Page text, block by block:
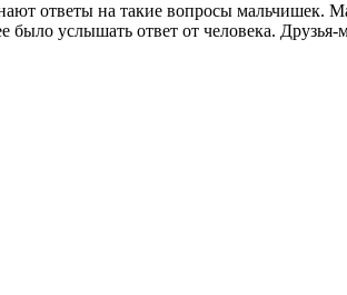
ответы на такие вопросы мальчишек.
было услышать ответ от человека.